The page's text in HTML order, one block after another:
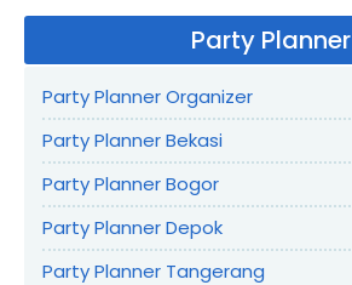
Party Planner
Party Planner Organizer
Party Planner Bekasi
Party Planner Bogor
Party Planner Depok
Party Planner Tangerang